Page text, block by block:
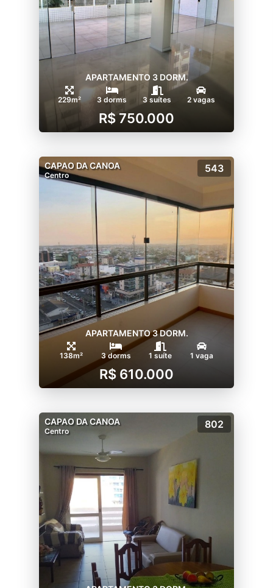
APARTAMENTO 3 DORM.
229m² 3 dorms 3 suítes 2 vagas
R$ 750.000
CAPAO DA CANOA
Centro
543
APARTAMENTO 3 DORM.
138m² 3 dorms 1 suíte 1 vaga
R$ 610.000
CAPAO DA CANOA
Centro
802